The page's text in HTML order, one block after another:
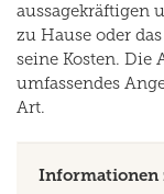
aussagekräftigen
zu Hause oder
seine Kosten. Die
umfassendes
Art.
Informationen